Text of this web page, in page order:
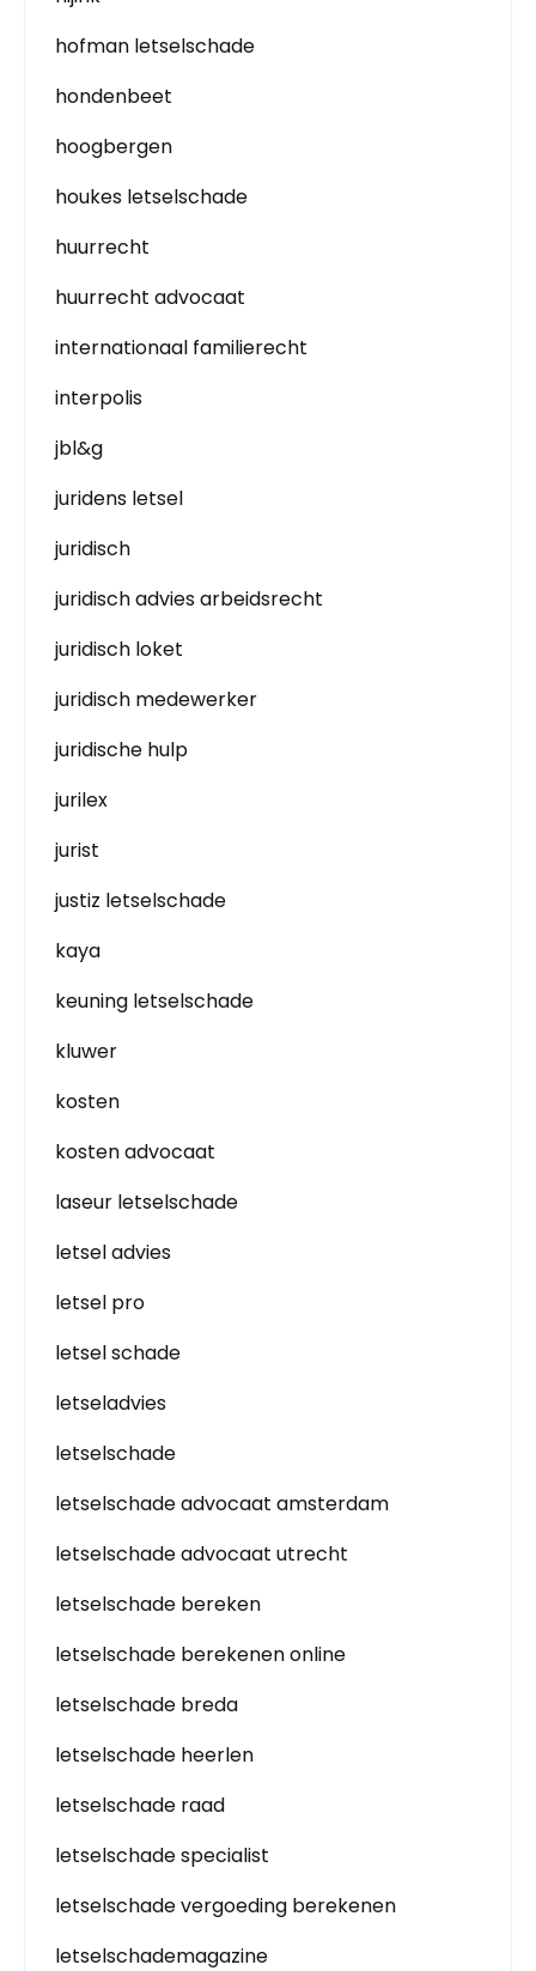
hofman letselschade
hondenbeet
hoogbergen
houkes letselschade
huurrecht
huurrecht advocaat
internationaal familierecht
interpolis
jbl&g
juridens letsel
juridisch
juridisch advies arbeidsrecht
juridisch loket
juridisch medewerker
juridische hulp
jurilex
jurist
justiz letselschade
kaya
keuning letselschade
kluwer
kosten
kosten advocaat
laseur letselschade
letsel advies
letsel pro
letsel schade
letseladvies
letselschade
letselschade advocaat amsterdam
letselschade advocaat utrecht
letselschade bereken
letselschade berekenen online
letselschade breda
letselschade heerlen
letselschade raad
letselschade specialist
letselschade vergoeding berekenen
letselschademagazine